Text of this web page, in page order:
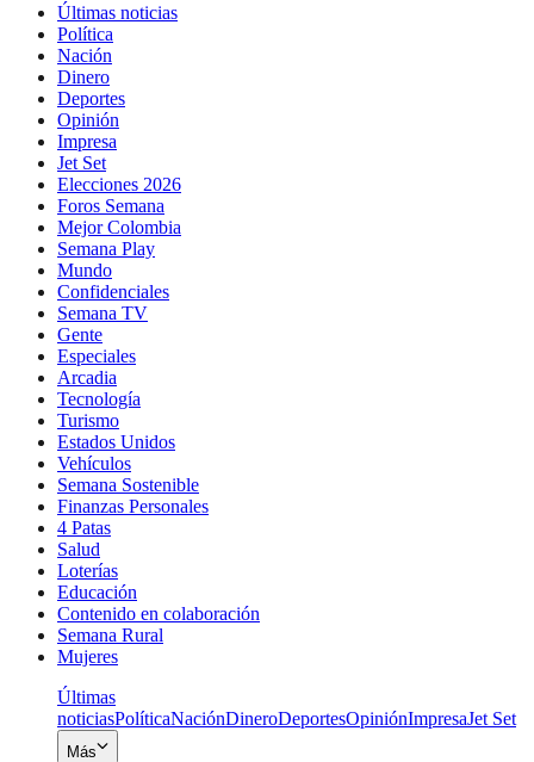
Últimas noticias
Política
Nación
Dinero
Deportes
Opinión
Impresa
Jet Set
Elecciones 2026
Foros Semana
Mejor Colombia
Semana Play
Mundo
Confidenciales
Semana TV
Gente
Especiales
Arcadia
Tecnología
Turismo
Estados Unidos
Vehículos
Semana Sostenible
Finanzas Personales
4 Patas
Salud
Loterías
Educación
Contenido en colaboración
Semana Rural
Mujeres
Últimas
noticiasPolíticaNaciónDineroDeportesOpiniónImpresaJet Set
Más